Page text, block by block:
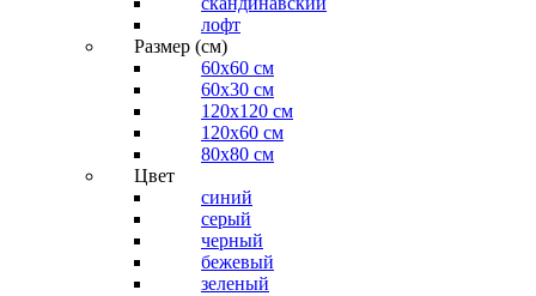
лофт
Размер (см)
60х60 см
60x30 см
120x120 см
120x60 см
80x80 см
Цвет
синий
серый
черный
бежевый
зеленый